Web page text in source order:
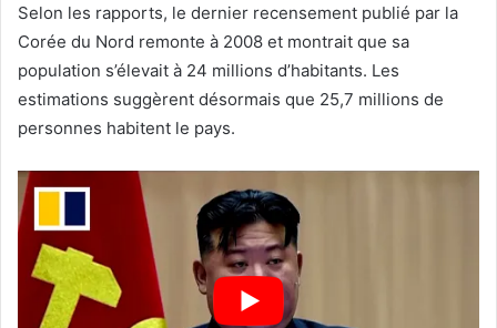
Selon les rapports, le dernier recensement publié par la
Corée du Nord remonte à 2008 et montrait que sa
population s’élevait à 24 millions d’habitants. Les
estimations suggèrent désormais que 25,7 millions de
personnes habitent le pays.